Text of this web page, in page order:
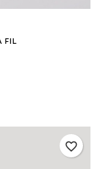
FIL
favorite_border